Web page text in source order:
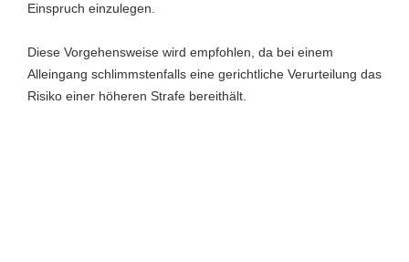
Einspruch einzulegen.
Diese Vorgehensweise wird empfohlen, da bei einem
Alleingang schlimmstenfalls eine gerichtliche Verurteilung das
Risiko einer höheren Strafe bereithält.